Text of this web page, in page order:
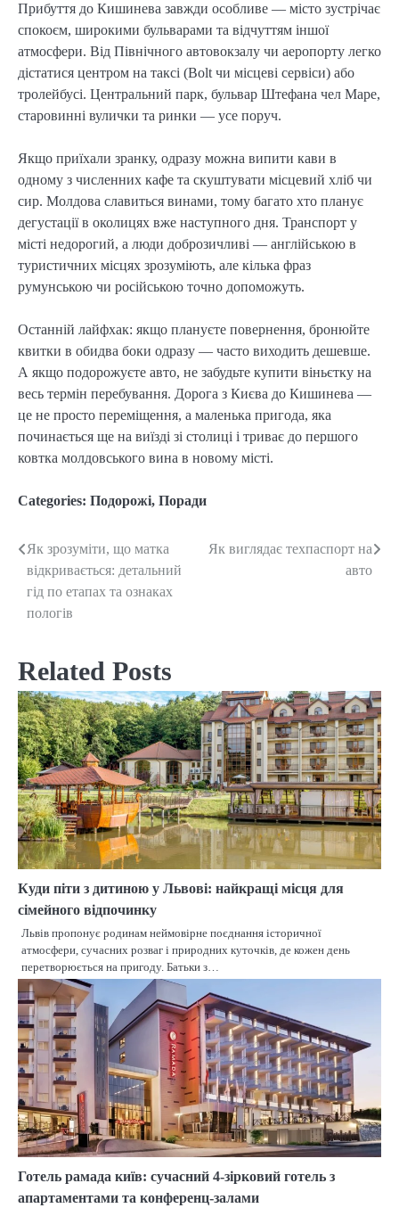
Прибуття до Кишинева завжди особливе — місто зустрічає
спокоєм, широкими бульварами та відчуттям іншої
атмосфери. Від Північного автовокзалу чи аеропорту легко
дістатися центром на таксі (Bolt чи місцеві сервіси) або
тролейбусі. Центральний парк, бульвар Штефана чел Маре,
старовинні вулички та ринки — усе поруч.
Якщо приїхали зранку, одразу можна випити кави в
одному з численних кафе та скуштувати місцевий хліб чи
сир. Молдова славиться винами, тому багато хто планує
дегустації в околицях вже наступного дня. Транспорт у
місті недорогий, а люди доброзичливі — англійською в
туристичних місцях зрозуміють, але кілька фраз
румунською чи російською точно допоможуть.
Останній лайфхак: якщо плануєте повернення, бронюйте
квитки в обидва боки одразу — часто виходить дешевше.
А якщо подорожуєте авто, не забудьте купити віньєтку на
весь термін перебування. Дорога з Києва до Кишинева —
це не просто переміщення, а маленька пригода, яка
починається ще на виїзді зі столиці і триває до першого
ковтка молдовського вина в новому місті.
Categories: Подорожі, Поради
Post
navigation
Як зрозуміти, що матка
відкривається: детальний
гід по етапах та ознаках
пологів
Як виглядає техпаспорт на
авто
Related Posts
Куди піти з дитиною у Львові: найкращі місця для
сімейного відпочинку
Львів пропонує родинам неймовірне поєднання історичної
атмосфери, сучасних розваг і природних куточків, де кожен день
перетворюється на пригоду. Батьки з…
Готель рамада київ: сучасний 4-зірковий готель з
апартаментами та конференц-залами